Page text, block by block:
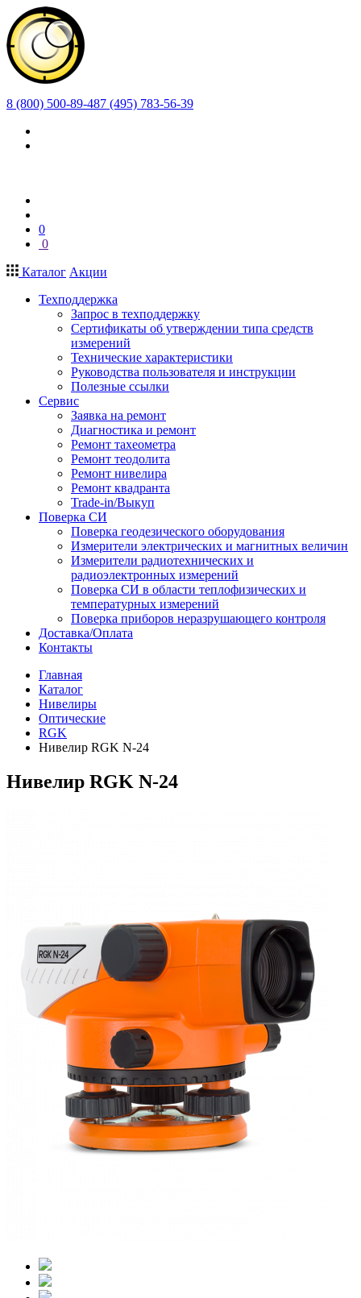
8 (800) 500-89-487 (495) 783-56-39
0
0
Каталог Акции
Техподдержка
Запрос в техподдержку
Сертификаты об утверждении типа средств
измерений
Технические характеристики
Руководства пользователя и инструкции
Полезные ссылки
Сервис
Заявка на ремонт
Диагностика и ремонт
Ремонт тахеометра
Ремонт теодолита
Ремонт нивелира
Ремонт квадранта
Trade-in/Выкуп
Поверка СИ
Поверка геодезического оборудования
Измерители электрических и магнитных величин
Измерители радиотехнических и
радиоэлектронных измерений
Поверка СИ в области теплофизических и
температурных измерений
Поверка приборов неразрушающего контроля
Доставка/Оплата
Контакты
Главная
Каталог
Нивелиры
Оптические
RGK
Нивелир RGK N-24
Нивелир RGK N-24